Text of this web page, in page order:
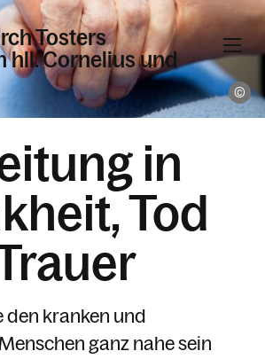
Tosters
hll. Cornelius und
in
Tod
den kranken und
ganz nahe sein